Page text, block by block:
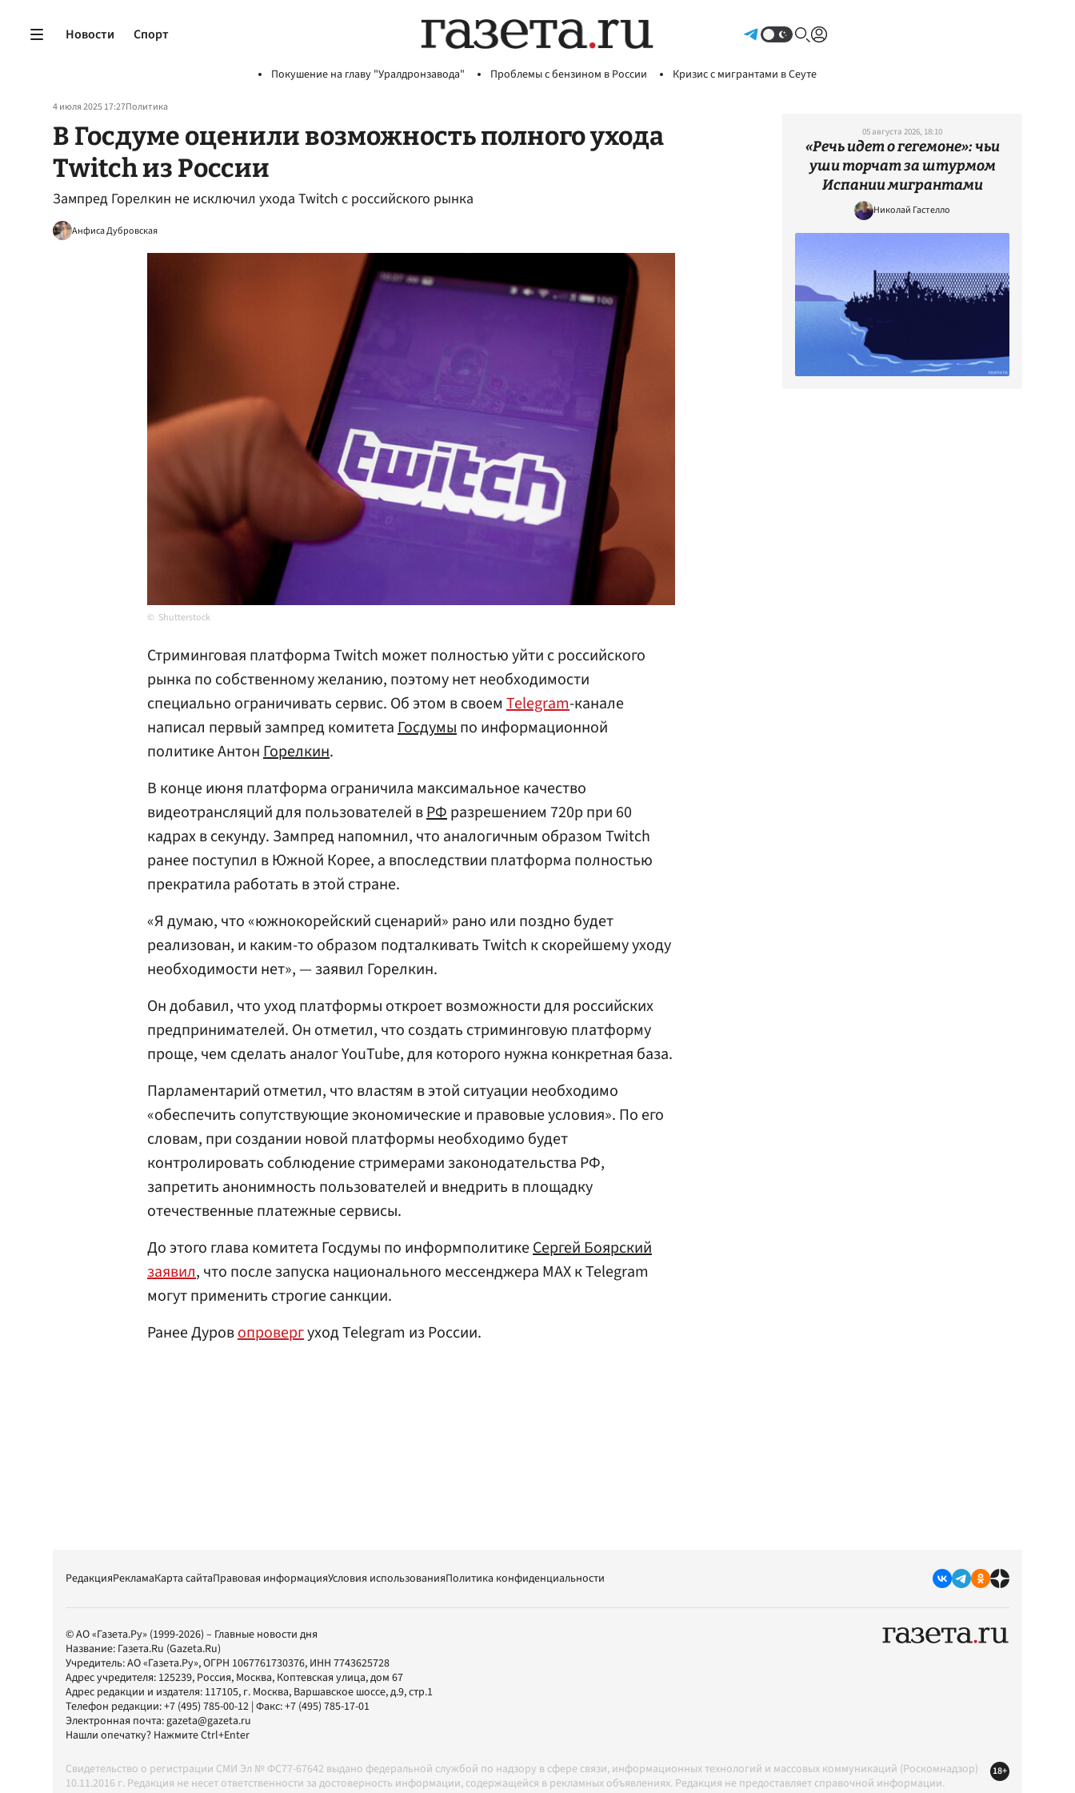
Новости Спорт
Покушение на главу "Уралдронзавода" Проблемы с бензином в России Кризис с мигрантами в Сеуте
4 июля 2025 17:27Политика
В Госдуме оценили возможность полного ухода
Twitch из России
Зампред Горелкин не исключил ухода Twitch с российского рынка
Анфиса Дубровская
Shutterstock
Стриминговая платформа Twitch может полностью уйти с российского
рынка по собственному желанию, поэтому нет необходимости
специально ограничивать сервис. Об этом в своем Telegram-канале
написал первый зампред комитетаГосдумыпо информационной
политике АнтонГорелкин.
В конце июня платформа ограничила максимальное качество
видеотрансляций для пользователей вРФразрешением 720p при 60
кадрах в секунду. Зампред напомнил, что аналогичным образом Twitch
ранее поступил в Южной Корее, а впоследствии платформа полностью
прекратила работать в этой стране.
«Я думаю, что «южнокорейский сценарий» рано или поздно будет
реализован, и каким-то образом подталкивать Twitch к скорейшему уходу
необходимости нет», — заявил Горелкин.
Он добавил, что уход платформы откроет возможности для российских
предпринимателей. Он отметил, что создать стриминговую платформу
проще, чем сделать аналог YouTube, для которого нужна конкретная база.
Парламентарий отметил, что властям в этой ситуации необходимо
«обеспечить сопутствующие экономические и правовые условия». По его
словам, при создании новой платформы необходимо будет
контролировать соблюдение стримерами законодательства РФ,
запретить анонимность пользователей и внедрить в площадку
отечественные платежные сервисы.
До этого глава комитета Госдумы по информполитикеСергей Боярский
заявил, что после запуска национального мессенджера MAX к Telegram
могут применить строгие санкции.
Ранее Дуровопровергуход Telegram из России.
05 августа 2026, 18:10
«Речь идет о гегемоне»: чьи
уши торчат за штурмом
Испании мигрантами
Николай Гастелло
РедакцияРекламаКарта сайтаПравовая информацияУсловия использованияПолитика конфиденциальности
© АО «Газета.Ру» (1999-2026) – Главные новости дня
Название: Газета.Ru (Gazeta.Ru)
Учредитель:АО «Газета.Ру», ОГРН 1067761730376, ИНН 7743625728
Адрес учредителя: 125239, Россия, Москва, Коптевская улица, дом 67
Адрес редакции и издателя: 117105, г. Москва, Варшавское шоссе, д.9, стр.1
Телефон редакции:+7 (495) 785-00-12 | Факс:+7 (495) 785-17-01
Электронная почта:gazeta@gazeta.ru
Нашли опечатку? Нажмите Ctrl+Enter
Свидетельство о регистрации СМИ Эл № ФС77-67642 выдано федеральной службой по надзору в сфере связи, информационных технологий и массовых коммуникаций (Роскомнадзор)
10.11.2016 г. Редакция не несет ответственности за достоверность информации, содержащейся в рекламных объявлениях. Редакция не предоставляет справочной информации.
18+